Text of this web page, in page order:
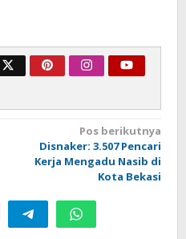
Pos berikutnya
Disnaker: 3.507 Pencari
Kerja Mengadu Nasib di
Kota Bekasi